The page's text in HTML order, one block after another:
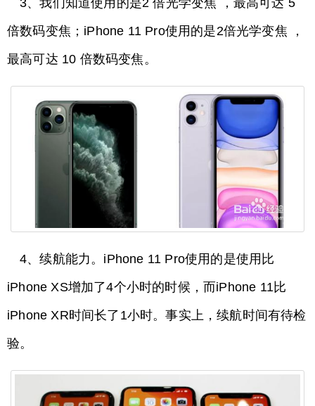
3、我们知道使用的是2 倍光学变焦 ，最高可达 5
倍数码变焦；iPhone 11 Pro使用的是2倍光学变焦 ，
最高可达 10 倍数码变焦。
4、续航能力。iPhone 11 Pro使用的是使用比
iPhone XS增加了4个小时的时候，而iPhone 11比
iPhone XR时间长了1小时。事实上，续航时间有待检
验。